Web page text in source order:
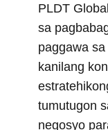
t
t
e
r
PLDT
sa
paggawa
kanilang
tumutugon
negosyo